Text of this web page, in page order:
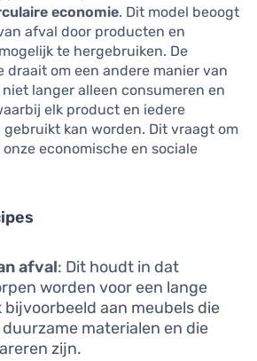
economie. Dit model beoogt
afval door producten en
te hergebruiken. De
draait om een andere manier van
langer alleen consumeren en
elk product en iedere
kan worden. Dit vraagt om
economische en sociale
afval: Dit houdt in dat
worden voor een lange
bijvoorbeeld aan meubels die
materialen en die
zijn.